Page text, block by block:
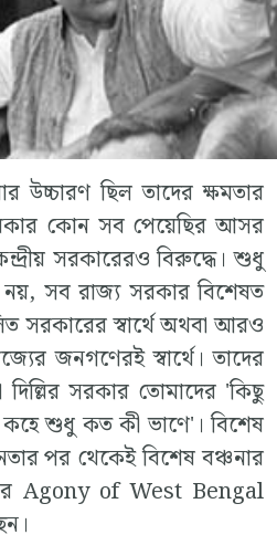
উচ্চারণ ছিল তাদের ক্ষমতার
কোন সব পেয়েছির আসর
সরকারেরও বিরুদ্ধে। শুধু
নয়, সব রাজ্য সরকার বিশেষত
সরকারের স্বার্থে অথবা আরও
জনগণেরই স্বার্থে। তাদের
সরকার তোমাদের 'কিছু
কহে শুধু কত কী ভাণে'। বিশেষ
পর থেকেই বিশেষ বঞ্চনার
Agony of West Bengal